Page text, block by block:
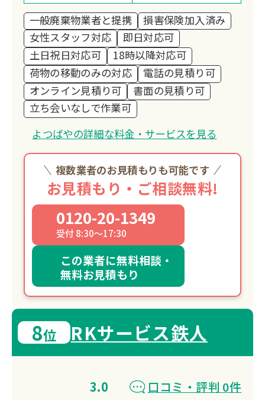
一般廃棄物業者と提携
損害保険加入済み
女性スタッフ対応
即日対応可
土日祝日対応可
18時以降対応可
荷物の移動のみの対応
電話の見積り可
オンライン見積り可
書面の見積り可
立ち会いなしで作業可
よつばやの詳細な料金・サービスを見る
複数業者のお見積もりも可能です
お見積もり・ご相談無料!
0120-20-1349
受付 8:30～17:30
この業者に無料相談・
無料お見積もり
8位 RKサービス鉄人
3.0
口コミ・評判 0件